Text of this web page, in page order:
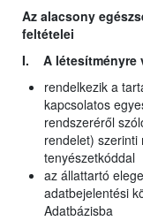
Az alacsony
feltételei
I. A létesítményre
rendelkezik a
kapcsolatos
rendszeréről
rendelet)
tenyészetkóddal
az állattartó
adatbejelentési
Adatbázisba